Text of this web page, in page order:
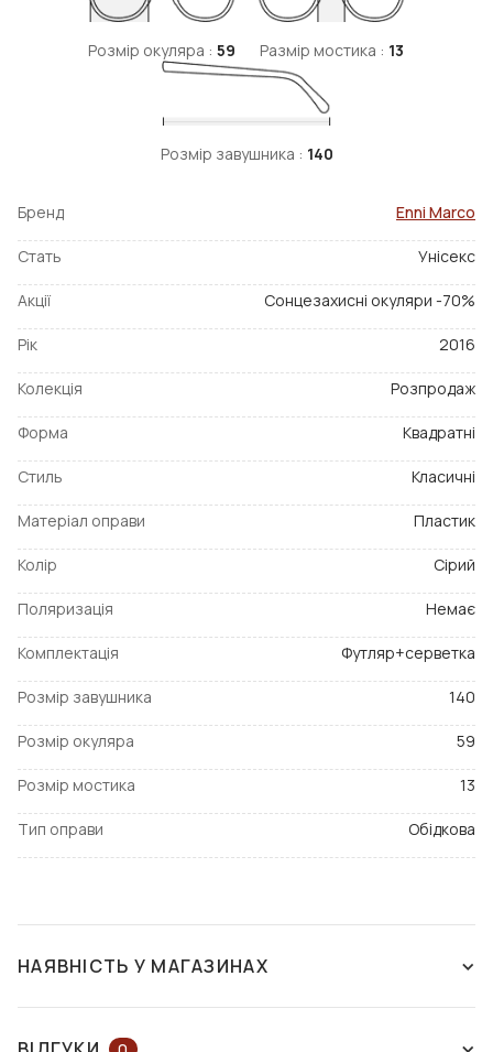
Розмір окуляра : 59 Размір мостика : 13
Розмір завушника : 140
Бренд Enni Marco
Стать Унісекс
Акції Сонцезахисні окуляри -70%
Рік 2016
Колекція Розпродаж
Форма Квадратні
Стиль Класичні
Матеріал оправи Пластик
Колір Сірий
Поляризація Немає
Комплектація Футляр+серветка
Розмір завушника 140
Розмір окуляра 59
Розмір мостика 13
Тип оправи Обідкова
НАЯВНІСТЬ У МАГАЗИНАХ